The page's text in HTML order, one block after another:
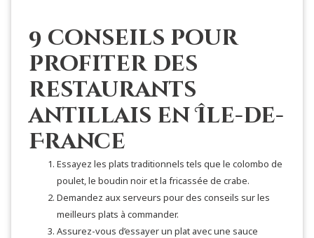
9 conseils pour
profiter des
restaurants
antillais en Île-de-
France
Essayez les plats traditionnels tels que le colombo de
poulet, le boudin noir et la fricassée de crabe.
Demandez aux serveurs pour des conseils sur les
meilleurs plats à commander.
Assurez-vous d’essayer un plat avec une sauce